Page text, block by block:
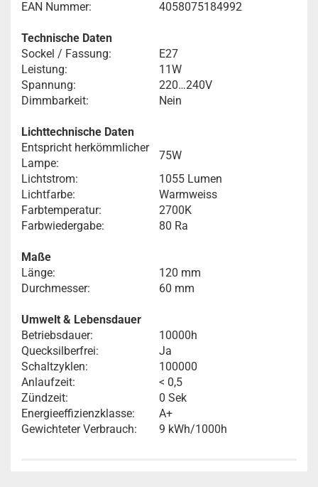
EAN Nummer:
4058075184992
Technische Daten
Sockel / Fassung:
E27
Leistung:
11W
Spannung:
220…240V
Dimmbarkeit:
Nein
Lichttechnische Daten
Entspricht herkömmlicher
Lampe:
75W
Lichtstrom:
1055 Lumen
Lichtfarbe:
Warmweiss
Farbtemperatur:
2700K
Farbwiedergabe:
80 Ra
Maße
Länge:
120 mm
Durchmesser:
60 mm
Umwelt & Lebensdauer
Betriebsdauer:
10000h
Quecksilberfrei:
Ja
Schaltzyklen:
100000
Anlaufzeit:
< 0,5
Zündzeit:
0 Sek
Energieeffizienzklasse:
A+
Gewichteter Verbrauch:
9 kWh/1000h